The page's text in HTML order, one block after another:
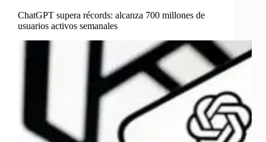
ChatGPT supera récords: alcanza 700 millones de
usuarios activos semanales